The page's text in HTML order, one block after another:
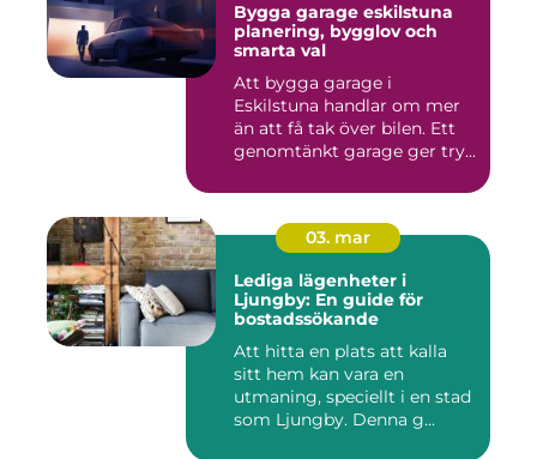
Bygga garage eskilstuna
planering, bygglov och
smarta val
Att bygga garage i
Eskilstuna handlar om mer
än att få tak över bilen. Ett
genomtänkt garage ger try...
03. mar
Lediga lägenheter i
Ljungby: En guide för
bostadssökande
Att hitta en plats att kalla
sitt hem kan vara en
utmaning, speciellt i en stad
som Ljungby. Denna g...